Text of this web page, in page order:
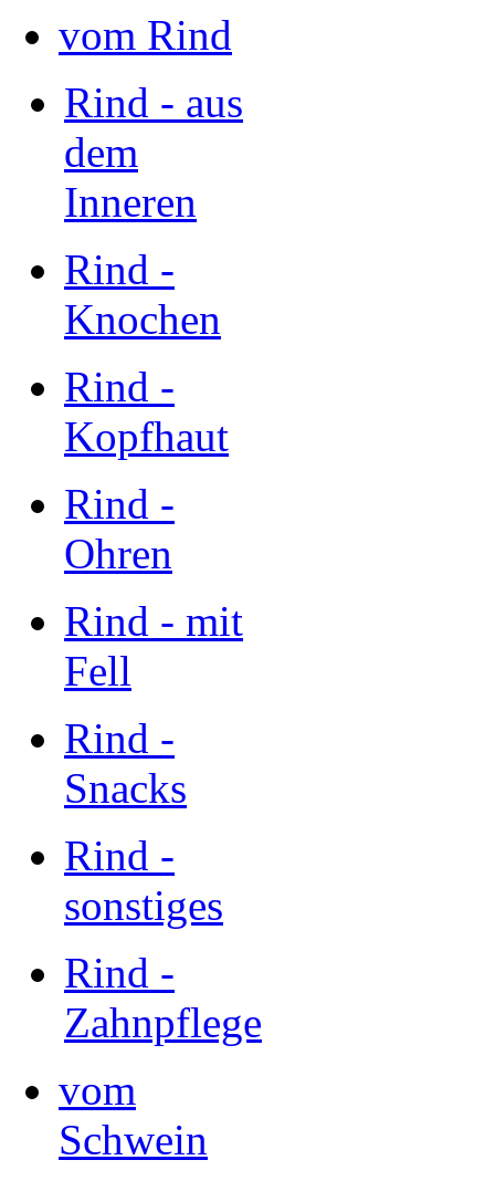
vom Rind
Rind - aus
dem
Inneren
Rind -
Knochen
Rind -
Kopfhaut
Rind -
Ohren
Rind - mit
Fell
Rind -
Snacks
Rind -
sonstiges
Rind -
Zahnpflege
vom
Schwein